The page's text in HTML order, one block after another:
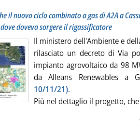
il nuovo ciclo combinato a gas di A2A a
doveva sorgere il rigassificatore
Il ministero dell'Ambiente e
rilasciato un decreto di Via
impianto agrovoltaico da 98
da Alleans Renewables a
10/11/21).
Più nel dettaglio il progetto,